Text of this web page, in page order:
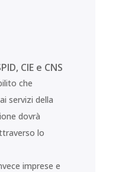
CIE e CNS
che
servizi della
dovrà
lo
imprese e